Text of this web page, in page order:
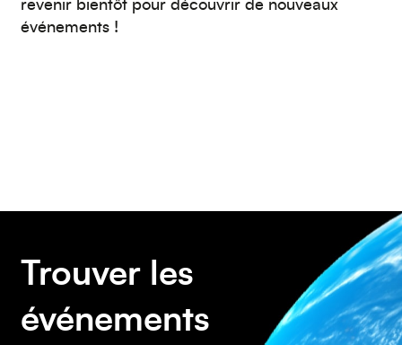
revenir bientôt pour découvrir de nouveaux
événements !
Trouver les
événements
Asie